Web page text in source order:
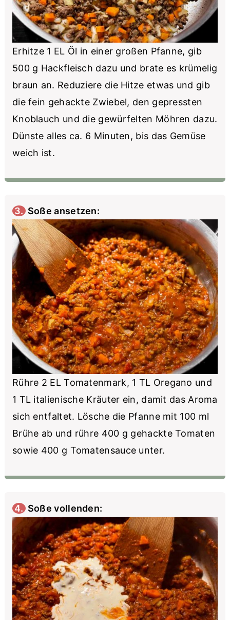
Erhitze 1 EL Öl in einer großen Pfanne, gib
500 g Hackfleisch dazu und brate es krümelig
braun an. Reduziere die Hitze etwas und gib
die fein gehackte Zwiebel, den gepressten
Knoblauch und die gewürfelten Möhren dazu.
Dünste alles ca. 6 Minuten, bis das Gemüse
weich ist.
3. Soße ansetzen:
Rühre 2 EL Tomatenmark, 1 TL Oregano und
1 TL italienische Kräuter ein, damit das Aroma
sich entfaltet. Lösche die Pfanne mit 100 ml
Brühe ab und rühre 400 g gehackte Tomaten
sowie 400 g Tomatensauce unter.
4. Soße vollenden: